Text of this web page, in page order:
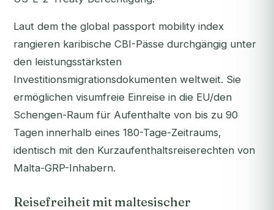
Laut dem the global passport mobility index
rangieren karibische CBI-Pässe durchgängig unter
den leistungsstärksten
Investitionsmigrationsdokumenten weltweit. Sie
ermöglichen visumfreie Einreise in die EU/den
Schengen-Raum für Aufenthalte von bis zu 90
Tagen innerhalb eines 180-Tage-Zeitraums,
identisch mit den Kurzaufenthaltsreiserechten von
Malta-GRP-Inhabern.
Reisefreiheit mit maltesischer